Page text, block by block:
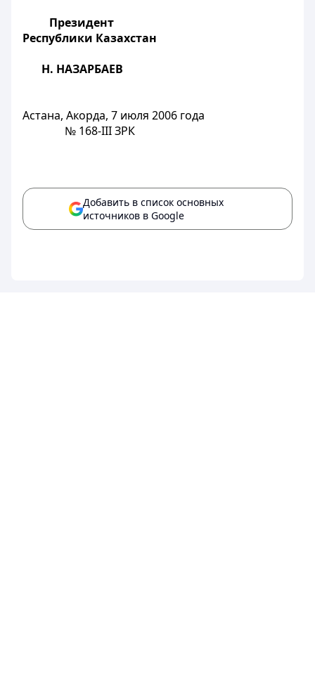
Президент
Республики Казахстан
Н. НАЗАРБАЕВ
Астана, Акорда, 7 июля 2006 года
№ 168-III ЗРК
Добавить в список основных
источников в Google